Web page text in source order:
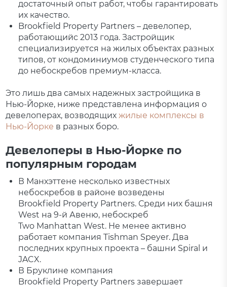
достаточный опыт работ, чтобы гарантировать
их качество.
Brookfield Property Partners – девелопер,
работающийс 2013 года. Застройщик
специализируется на жилых объектах разных
типов, от кондоминиумов студенческого типа
до небоскребов премиум-класса.
Это лишь два самых надежных застройщика в
Нью-Йорке, ниже представлена информация о
девелоперах, возводящихжилые комплексы в
Нью-Йорке в разных боро.
Девелоперы в Нью-Йорке по
популярным городам
В Манхэттене несколько известных
небоскребов в районе возведены
Brookfield Property Partners. Среди них башня
West на 9-й Авеню, небоскреб
Two Manhattan West. Не менее активно
работает компания Tishman Speyer. Два
последних крупных проекта – башни Spiral и
JACX.
В Бруклине компания
Brookfield Property Partners завершает